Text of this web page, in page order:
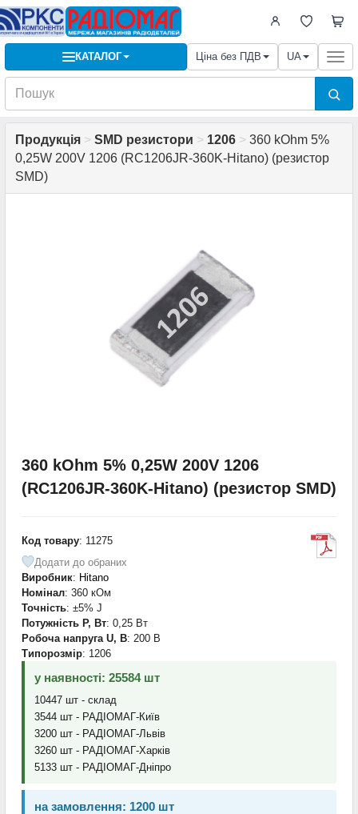
КАТАЛОГ Ціна без ПДВ UA
Продукція > SMD резистори > 1206 > 360 kOhm 5%
0,25W 200V 1206 (RC1206JR-360K-Hitano) (резистор
SMD)
360 kOhm 5% 0,25W 200V 1206
(RC1206JR-360K-Hitano) (резистор SMD)
Код товару: 11275
Додати до обраних
Виробник: Hitano
Номінал: 360 кОм
Точність: ±5% J
Потужність P, Вт: 0,25 Вт
Робоча напруга U, В: 200 В
Типорозмір: 1206
у наявності: 25584 шт
10447 шт - склад
3544 шт - РАДІОМАГ-Київ
3200 шт - РАДІОМАГ-Львів
3260 шт - РАДІОМАГ-Харків
5133 шт - РАДІОМАГ-Дніпро
на замовлення: 1200 шт